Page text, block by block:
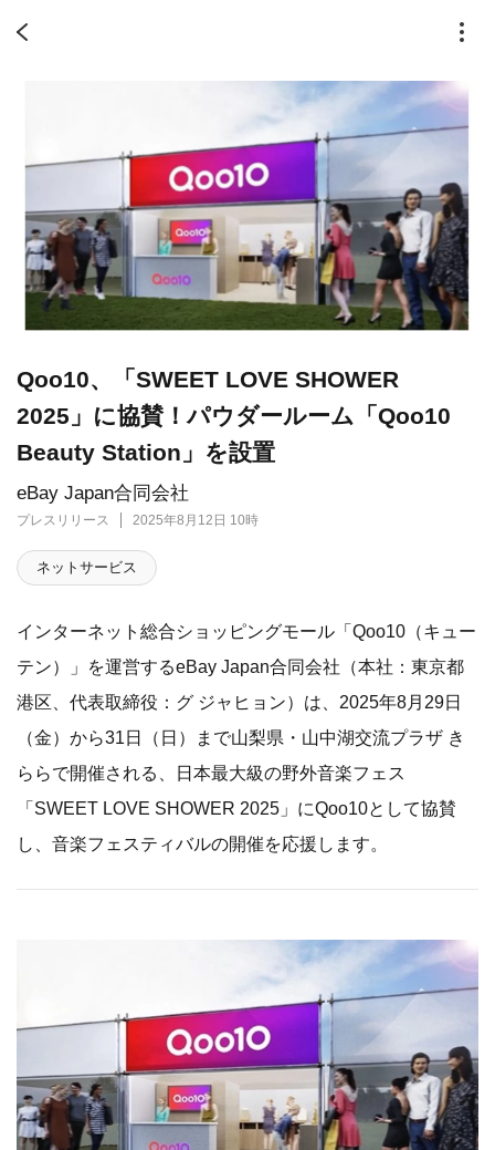
eBay Japan合同会社
プレスリリース 2025年8月12日 10時
Qoo10、「SWEET LOVE SHOWER
2025」に協賛！パウダールーム「Qoo10
Beauty Station」を設置
ネットサービス
インターネット総合ショッピングモール「Qoo10（キュー
テン）」を運営するeBay Japan合同会社（本社：東京都
港区、代表取締役：グ ジャヒョン）は、2025年8月29日
（金）から31日（日）まで山梨県・山中湖交流プラザ き
ららで開催される、日本最大級の野外音楽フェス
「SWEET LOVE SHOWER 2025」にQoo10として協賛
し、音楽フェスティバルの開催を応援します。